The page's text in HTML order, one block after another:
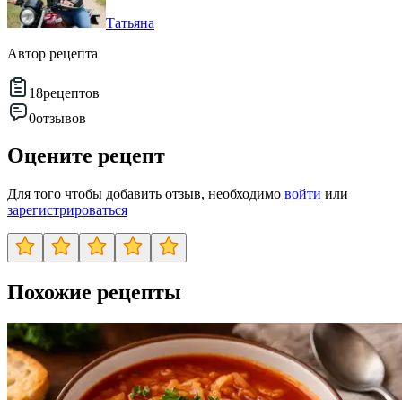
Татьяна
Автор рецепта
18рецептов
0отзывов
Оцените рецепт
Для того чтобы добавить отзыв, необходимо войти или
зарегистрироваться
Похожие рецепты